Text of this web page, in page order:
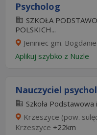
Psycholog
SZKOŁA
POLSKICH...
Jeniniec gm.
Aplikuj szybko z Nuzle
Nauczyciel
Szkoła
Krzeszyce (pow.
Krzeszyce +22km